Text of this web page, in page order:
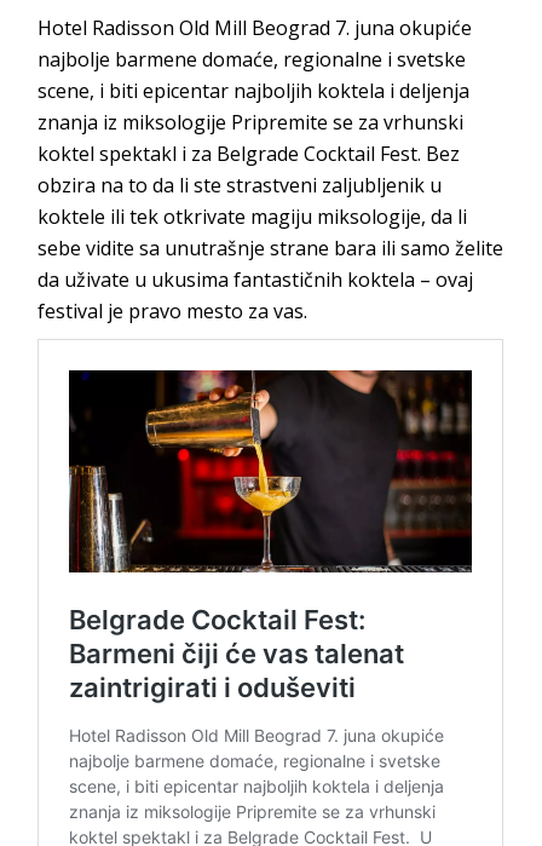
Hotel Radisson Old Mill Beograd 7. juna okupiće
najbolje barmene domaće, regionalne i svetske
scene, i biti epicentar najboljih koktela i deljenja
znanja iz miksologije Pripremite se za vrhunski
koktel spektakl i za Belgrade Cocktail Fest. Bez
obzira na to da li ste strastveni zaljubljenik u
koktele ili tek otkrivate magiju miksologije, da li
sebe vidite sa unutrašnje strane bara ili samo želite
da uživate u ukusima fantastičnih koktela – ovaj
festival je pravo mesto za vas.